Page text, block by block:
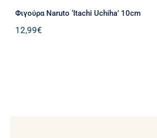
Φιγούρα Naruto ‘Itachi Uchiha’ 10cm
12,99€